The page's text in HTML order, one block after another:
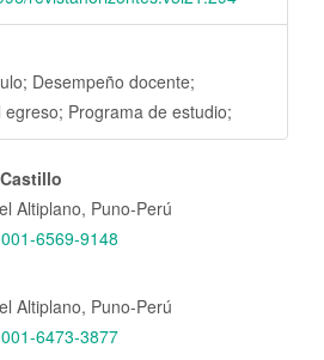
Desempeño docente;
Programa de estudio;
Altiplano, Puno-Perú
6569-9148
Altiplano, Puno-Perú
6473-3877